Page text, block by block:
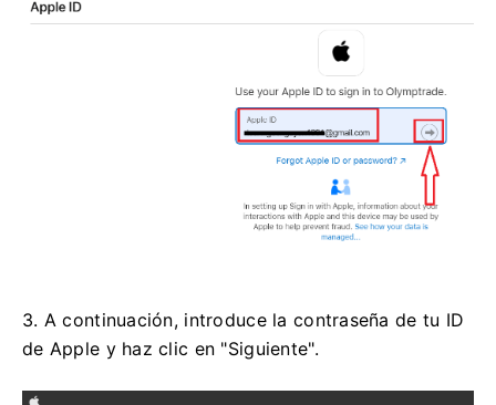
3. A continuación, introduce la contraseña de tu ID
de Apple y haz clic en "Siguiente".